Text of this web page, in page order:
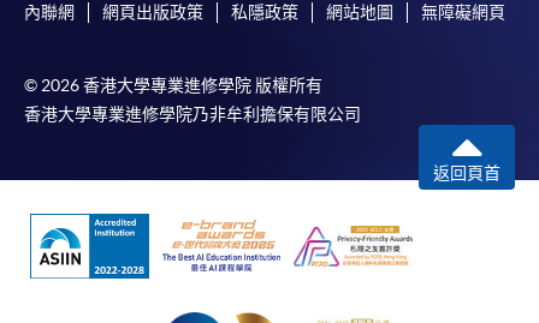
內聯網 網頁出版政策 私隱政策 網站地圖 無障礙網頁
© 2026 香港大學專業進修學院 版權所有
香港大學專業進修學院乃非牟利擔保有限公司
返回頁首